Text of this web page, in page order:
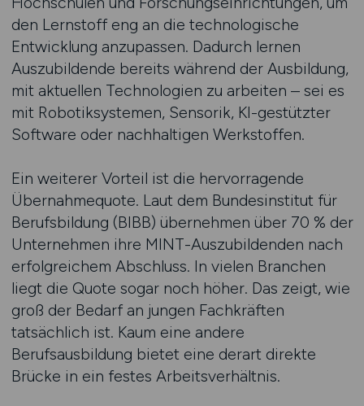
den Lernstoff eng an die technologische
Entwicklung anzupassen. Dadurch lernen
Auszubildende bereits während der Ausbildung,
mit aktuellen Technologien zu arbeiten – sei es
mit Robotiksystemen, Sensorik, KI-gestützter
Software oder nachhaltigen Werkstoffen.
Ein weiterer Vorteil ist die hervorragende
Übernahmequote. Laut dem Bundesinstitut für
Berufsbildung (BIBB) übernehmen über 70 % der
Unternehmen ihre MINT-Auszubildenden nach
erfolgreichem Abschluss. In vielen Branchen
liegt die Quote sogar noch höher. Das zeigt, wie
groß der Bedarf an jungen Fachkräften
tatsächlich ist. Kaum eine andere
Berufsausbildung bietet eine derart direkte
Brücke in ein festes Arbeitsverhältnis.